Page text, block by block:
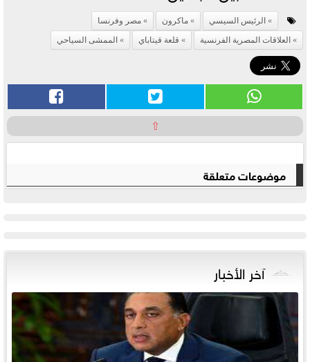
الرئيس السيسي ماكرون
مصر وفرنسا
العلاقات المصرية الفرنسية
قلعة قيتاباي الممشى السياحي
⇧
موضوعات متعلقة
آخر الأخبار